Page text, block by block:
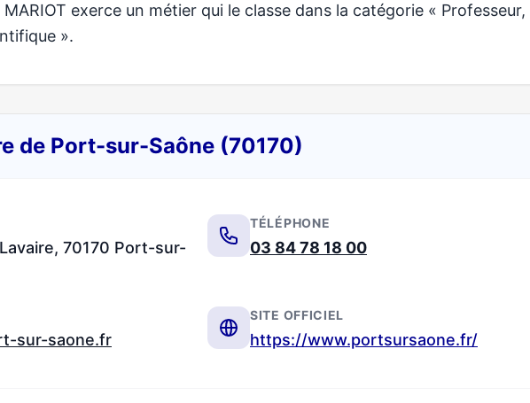
exerce un métier qui le classe dans la catégorie « Professeur,
».
de Port-sur-Saône (70170)
70170 Port-sur-
TÉLÉPHONE
03 84 78 18 00
sur-saone.fr
SITE OFFICIEL
https://www.portsursaone.fr/